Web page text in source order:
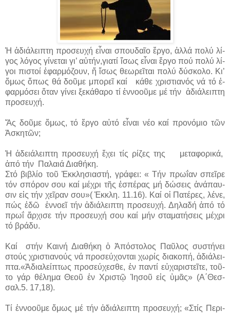
Ἡ ἀ­δι­ά­λει­πτη προ­σευ­χή ­εἶ­ναι σπου­δαῖ­ο ἔρ­γο, ἀλ­λά πο­λύ λί­
γος λό­γος γί­νε­ται γι’ αὐ­τήν,για­τί ἴ­σως εἶ­ναι ἔρ­γο πού πο­λύ λί­
γοι πι­στοί ἐ­φαρ­μό­ζουν, ἤ ἴ­σως θε­ω­ρεῖ­ται πο­λύ δύ­σκο­λο. Κι’
ὅ­μως ὅ­πως θά δοῦ­με μπο­ρεῖ καί κά­θε χρι­στια­νός νά τό ἐ­
φαρ­μό­σει ὅ­ταν γί­νει ξε­κά­θα­ρο τί ἐν­νο­οῦ­με μέ τήν ἀ­δι­ά­λει­πτη
προ­σευ­χή.
Ἄς δοῦμε ὅμως, τό ἔργο αὐτό εἶναι νέο καί προνόμιο τῶν
Ἀσκητῶν;
Ἡ ἀδειάλειπτη προσευχή ἔχει τίς ρίζες της μεταφορικά,
ἀπό τήν Παλαιά Διαθήκη.
Στό βιβλίο τοῦ Ἐκκλησιαστή, γράφει: « Τήν πρω­ΐ­αν σπεῖ­ρε
τόν σπό­ρον σου καί μέ­χρι τῆς ἑ­σπέ­ρας μή δώ­σεις ἀ­νά­παυ­
σιν εἰς τήν χεῖ­ραν σου»( Ἐκκλη. 11.16). Καί οἱ Πατέρες, λένε,
πώς ἐδῶ ἐννοεῖ τήν ἀδιάλειπτη προσευχή. Δηλαδή ἀπό τό
πρωΐ ἄρχισε τήν προσευχή σου καί μήν σταματήσεις μέχρι
τό βράδυ.
Καί στήν Και­νή Δι­α­θή­κη ὁ Ἀ­πό­στο­λος Παῦ­λος συ­στή­νει
στούς χρι­στια­νούς νά προ­σεύ­χον­ται χω­ρίς δι­α­κο­πή, ἀ­δι­ά­λει­
πτα.«Ἀ­δι­α­λεί­πτως προ­σεύ­χε­σθε, ἐν παν­τί εὐ­χα­ρι­στεῖ­τε, τοῦ­
το γάρ θέ­λη­μα Θε­οῦ ἐν Χρι­στῷ Ἰ­η­σοῦ εἰς ὑ­μᾶς» (Α΄Θεσ­
σαλ.5. 17,18).
Τί ἐν­νο­οῦ­με ὅ­μως μέ τήν ἀ­δι­ά­λει­πτη προ­σευ­χή; «Στίς Πε­ρι­